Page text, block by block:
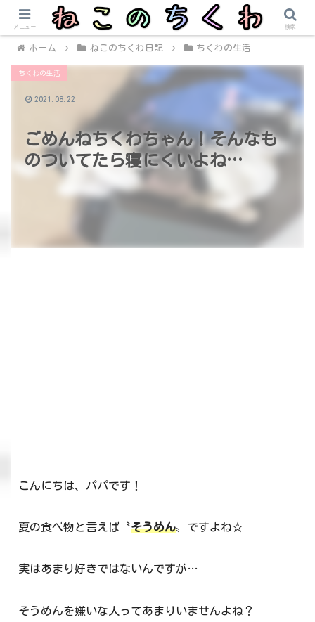
ホーム ねこのちくわ日記 ちくわの生活
ごめんねちくわちゃん！そんなも
のついてたら寝にくいよね…
ちくわの生活
2021.08.22
こんにちは、パパです！
夏の食べ物と言えば〝そうめん〟ですよね☆
実はあまり好きではないんですが…
そうめんを嫌いな人ってあまりいませんよね？
メニュー 検索